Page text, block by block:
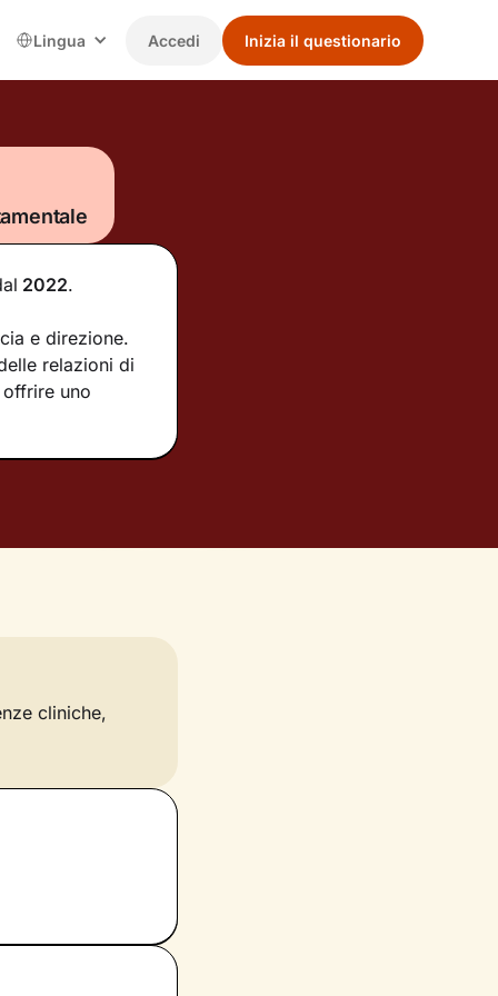
Lingua Accedi Inizia il questionario
2022.
e direzione.
relazioni di
uno
cliniche,